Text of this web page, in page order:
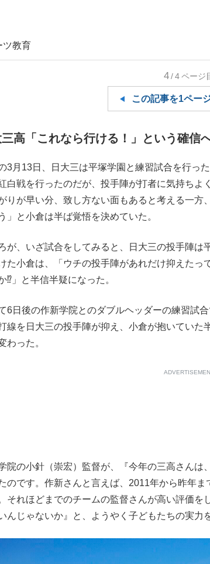
ツ教育
4/4ページ
この記事を1ペー
三高「これなら行ける！」という確信
3月13日、日大三は平塚学園と練習試合を行っ
白戦を行ったのだが、投手陣が打者に気持ちよ
りが早い分、致し方ない面もあると考える一方
」と小倉は半ば覚悟を決めていた。
が、いざ試合をしてみると、日大三の投手陣は
た小倉は、「ウチの投手陣があれだけ抑えたっ
⁉」と半信半疑になった。
6日後の作新学院とのダブルヘッダーの練習試
線を日大三の投手陣が抑え、小倉が抱いていた
わった。
学院の小針（崇宏）監督が、『今年の三高さん
のです。作新さんと言えば、2011年から昨年
それほどまでのチームの監督さんが高い評価を
んじゃないか』と、ようやく子どもたちの実力